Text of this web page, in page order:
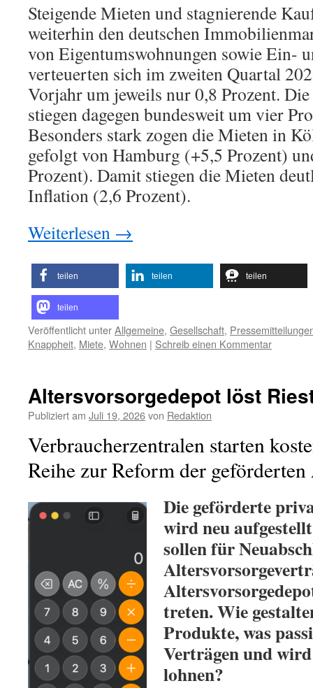
Steigende Mieten und stagnierende
weiterhin den deutschen
von Eigentumswohnungen sowie Ein-
verteuerten sich im zweiten Quartal
Vorjahr um jeweils nur 0,8 Prozent.
stiegen dagegen bundesweit um vier
Besonders stark zogen die Mieten in
gefolgt von Hamburg (+5,5 Prozent)
Prozent). Damit stiegen die Mieten
Inflation (2,6 Prozent).
Weiterlesen →
teilen teilen teilen
teilen
Veröffentlicht unterAllgemeine, Gesellschaft,
Knappheit, Miete, Wohnen | Schreib einen Kommentar
Altersvorsorgedepot löst
Publiziert am Juli 19, 2026von Redaktion
Verbraucherzentralen starten
Reihe zur Reform der
Die geförderte
wird neu
sollen für
treten. Wie
Produkte, was
Verträgen und
lohnen?